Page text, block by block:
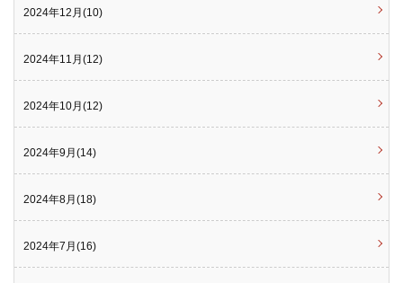
2024年12月(10)
2024年11月(12)
2024年10月(12)
2024年9月(14)
2024年8月(18)
2024年7月(16)